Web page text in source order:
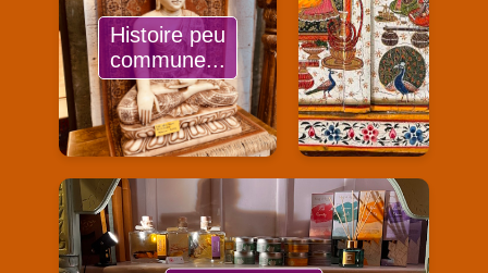
Histoire peu
commune...